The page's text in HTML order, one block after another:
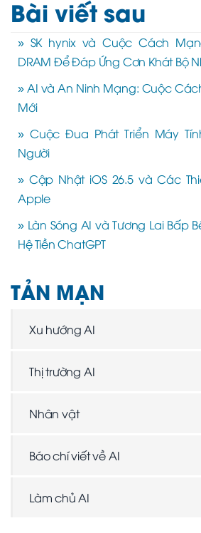
Bài viết sau
» SK hynix và Cuộc Cách
DRAM Để Đáp Ứng Cơn Khát Bộ
» AI và An Ninh Mạng: Cuộc
Mới
» Cuộc Đua Phát Triển Máy
Người
» Cập Nhật iOS 26.5 và Các
Apple
» Làn Sóng AI và Tương Lai Bấp
Hệ Tiền ChatGPT
TẢN MẠN
Xu hướng AI
Thị trường AI
Nhân vật
Báo chí viết về AI
Làm chủ AI